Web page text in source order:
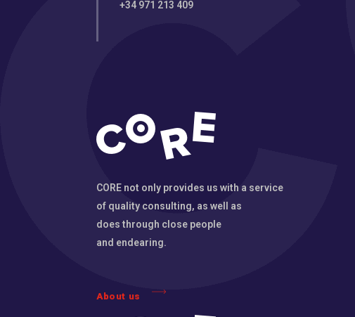
+34 971 213 409
CORE not only provides us with a service
of quality consulting, as well as
does through close people
and endearing.
About us